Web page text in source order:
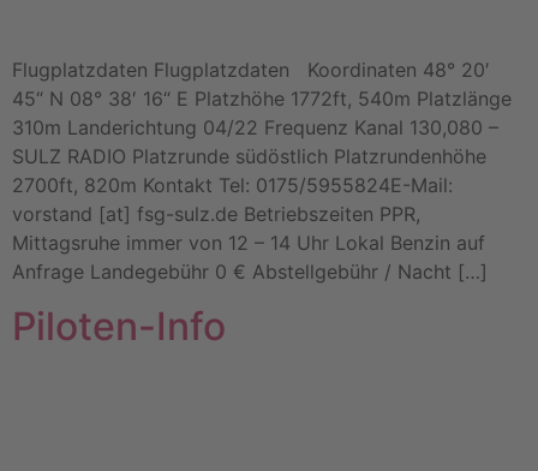
Flugplatzdaten Flugplatzdaten Koordinaten 48° 20′
45“ N 08° 38′ 16“ E Platzhöhe 1772ft, 540m Platzlänge
310m Landerichtung 04/22 Frequenz Kanal 130,080 –
SULZ RADIO Platzrunde südöstlich Platzrundenhöhe
2700ft, 820m Kontakt Tel: 0175/5955824E-Mail:
vorstand [at] fsg-sulz.de Betriebszeiten PPR,
Mittagsruhe immer von 12 – 14 Uhr Lokal Benzin auf
Anfrage Landegebühr 0 € Abstellgebühr / Nacht […]
Piloten-Info